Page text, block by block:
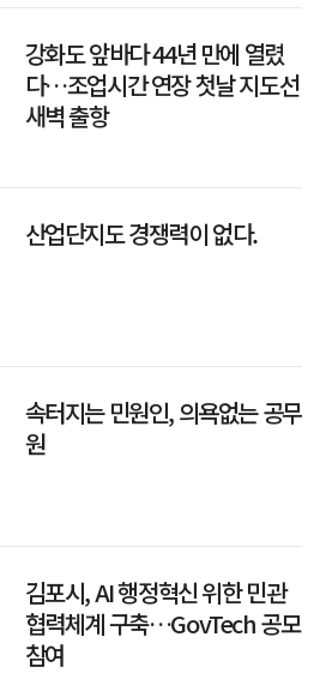
강화도 앞바다 44년 만에 열렸
다…조업시간 연장 첫날 지도선
새벽 출항
산업단지도 경쟁력이 없다.
속터지는 민원인, 의욕없는 공무
원
김포시, AI 행정혁신 위한 민관
협력체계 구축…GovTech 공모
참여